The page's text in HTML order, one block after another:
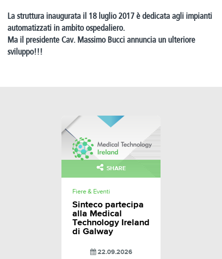
La struttura inaugurata il 18 luglio 2017 è dedicata agli impianti
automatizzati in ambito ospedaliero.
Ma il presidente Cav. Massimo Bucci annuncia un ulteriore
sviluppo!!!
SHARE
Fiere & Eventi
Sinteco partecipa
alla Medical
Technology Ireland
di Galway
22.09.2026